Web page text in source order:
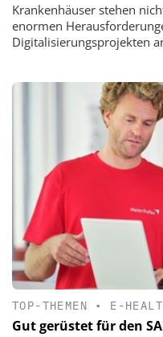
Krankenhäuser stehen
enormen
Digitalisierungsprojekten
TOP-THEMEN • E-
Gut gerüstet für den